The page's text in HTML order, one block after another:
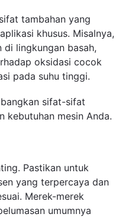
tambahan yang
khusus. Misalnya,
di lingkungan basah,
oksidasi cocok
pada suhu tinggi.
sifat-sifat
kebutuhan mesin Anda.
Pastikan untuk
yang terpercaya dan
Merek-merek
umumnya